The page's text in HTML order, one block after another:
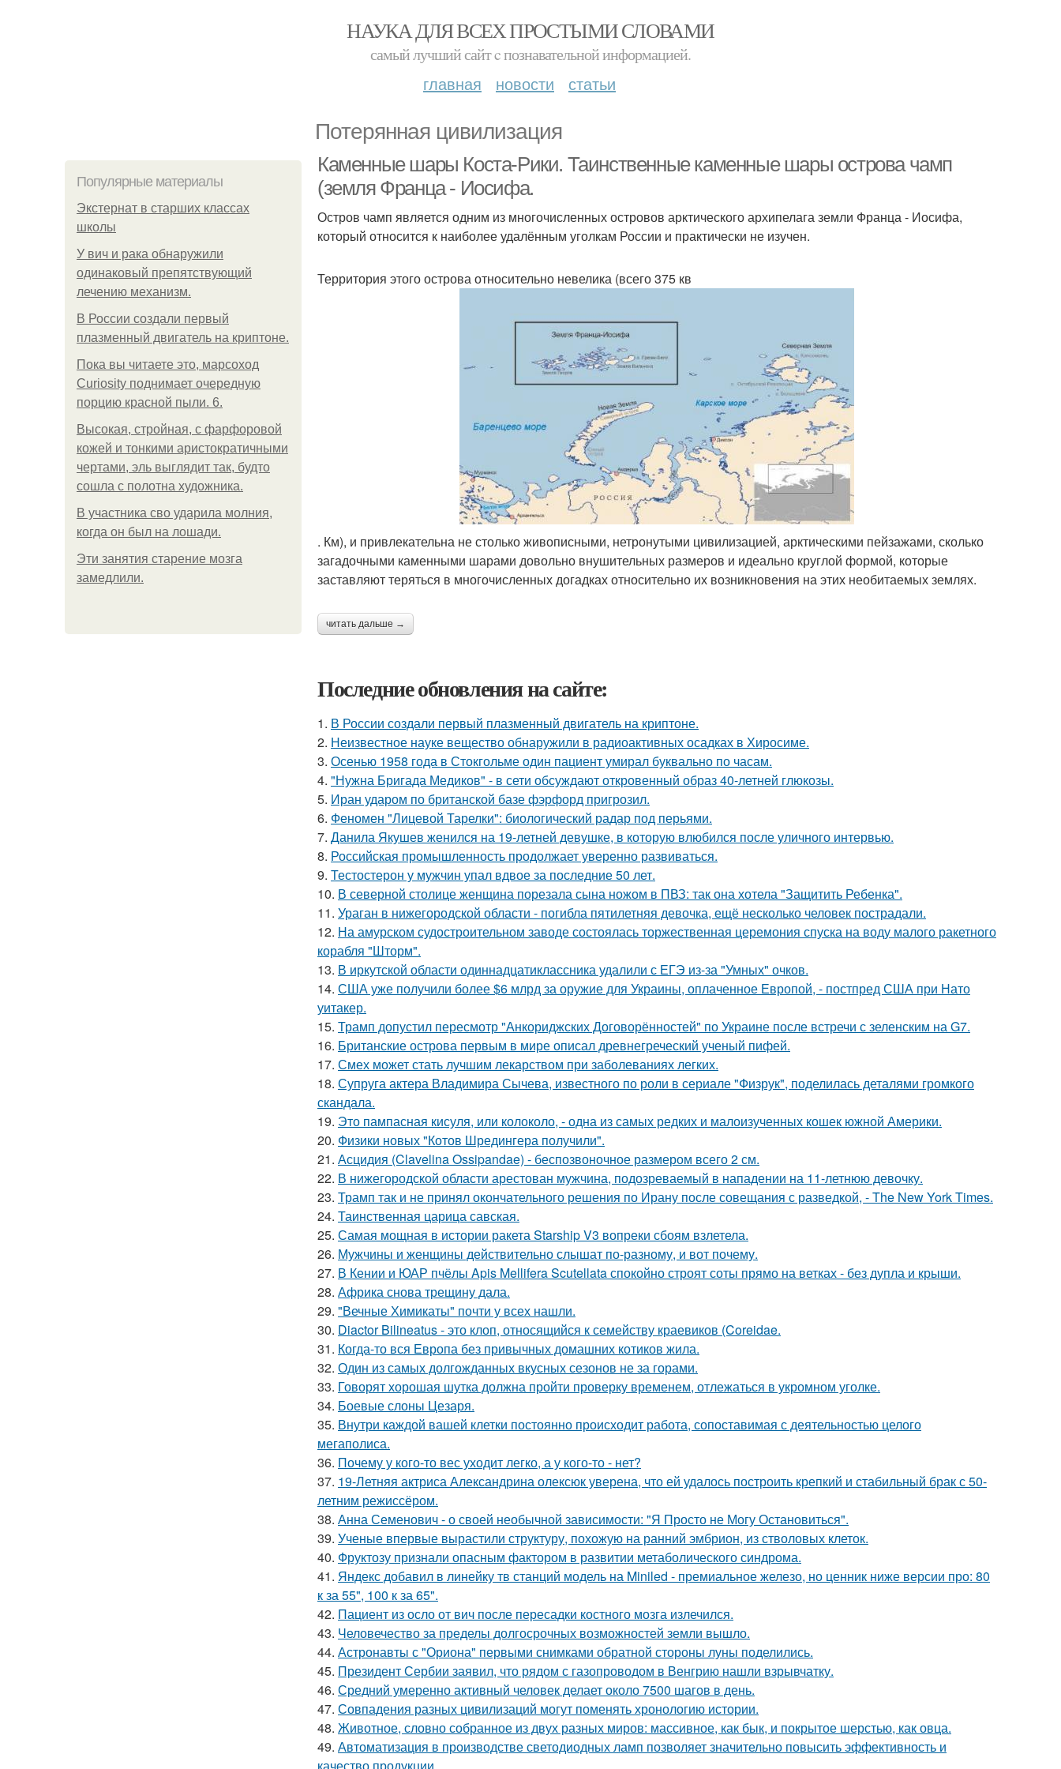
НАУКА ДЛЯ ВСЕХ ПРОСТЫМИ СЛОВАМИ
самый лучший сайт c познавательной информацией.
главная новости статьи
Потерянная цивилизация
Популярные материалы
Экстернат в старших классах
школы
У вич и рака обнаружили
одинаковый препятствующий
лечению механизм.
В России создали первый
плазменный двигатель на криптоне.
Пока вы читаете это, марсоход
Curiosity поднимает очередную
порцию красной пыли. 6.
Высокая, стройная, с фарфоровой
кожей и тонкими аристократичными
чертами, эль выглядит так, будто
сошла с полотна художника.
В участника сво ударила молния,
когда он был на лошади.
Эти занятия старение мозга
замедлили.
Каменные шары Коста-Рики. Таинственные каменные шары острова чамп
(земля Франца - Иосифа.
Остров чамп является одним из многочисленных островов арктического архипелага земли Франца - Иосифа,
который относится к наиболее удалённым уголкам России и практически не изучен.
Территория этого острова относительно невелика (всего 375 кв
. Км), и привлекательна не столько живописными, нетронутыми цивилизацией, арктическими пейзажами, сколько
загадочными каменными шарами довольно внушительных размеров и идеально круглой формой, которые
заставляют теряться в многочисленных догадках относительно их возникновения на этих необитаемых землях.
читать дальше →
Последние обновления на сайте:
1. В России создали первый плазменный двигатель на криптоне.
2. Неизвестное науке вещество обнаружили в радиоактивных осадках в Хиросиме.
3. Осенью 1958 года в Стокгольме один пациент умирал буквально по часам.
4. "Нужна Бригада Медиков" - в сети обсуждают откровенный образ 40-летней глюкозы.
5. Иран ударом по британской базе фэрфорд пригрозил.
6. Феномен "Лицевой Тарелки": биологический радар под перьями.
7. Данила Якушев женился на 19-летней девушке, в которую влюбился после уличного интервью.
8. Российская промышленность продолжает уверенно развиваться.
9. Тестостерон у мужчин упал вдвое за последние 50 лет.
10. В северной столице женщина порезала сына ножом в ПВЗ: так она хотела "Защитить Ребенка".
11. Ураган в нижегородской области - погибла пятилетняя девочка, ещё несколько человек пострадали.
12. На амурском судостроительном заводе состоялась торжественная церемония спуска на воду малого ракетного
корабля "Шторм".
13. В иркутской области одиннадцатиклассника удалили с ЕГЭ из-за "Умных" очков.
14. США уже получили более $6 млрд за оружие для Украины, оплаченное Европой, - постпред США при Нато
уитакер.
15. Трамп допустил пересмотр "Анкориджских Договорённостей" по Украине после встречи с зеленским на G7.
16. Британские острова первым в мире описал древнегреческий ученый пифей.
17. Смех может стать лучшим лекарством при заболеваниях легких.
18. Супруга актера Владимира Сычева, известного по роли в сериале "Физрук", поделилась деталями громкого
скандала.
19. Это пампасная кисуля, или колоколо, - одна из самых редких и малоизученных кошек южной Америки.
20. Физики новых "Котов Шредингера получили".
21. Асцидия (Clavelina Ossipandae) - беспозвоночное размером всего 2 см.
22. В нижегородской области арестован мужчина, подозреваемый в нападении на 11-летнюю девочку.
23. Трамп так и не принял окончательного решения по Ирану после совещания с разведкой, - The New York Times.
24. Таинственная царица савская.
25. Самая мощная в истории ракета Starship V3 вопреки сбоям взлетела.
26. Мужчины и женщины действительно слышат по-разному, и вот почему.
27. В Кении и ЮАР пчёлы Apis Mellifera Scutellata спокойно строят соты прямо на ветках - без дупла и крыши.
28. Африка снова трещину дала.
29. "Вечные Химикаты" почти у всех нашли.
30. Diactor Bilineatus - это клоп, относящийся к семейству краевиков (Coreidae.
31. Когда-то вся Европа без привычных домашних котиков жила.
32. Один из самых долгожданных вкусных сезонов не за горами.
33. Говорят хорошая шутка должна пройти проверку временем, отлежаться в укромном уголке.
34. Боевые слоны Цезаря.
35. Внутри каждой вашей клетки постоянно происходит работа, сопоставимая с деятельностью целого
мегаполиса.
36. Почему у кого-то вес уходит легко, а у кого-то - нет?
37. 19-Летняя актриса Александрина олексюк уверена, что ей удалось построить крепкий и стабильный брак с 50-
летним режиссёром.
38. Анна Семенович - о своей необычной зависимости: "Я Просто не Могу Остановиться".
39. Ученые впервые вырастили структуру, похожую на ранний эмбрион, из стволовых клеток.
40. Фруктозу признали опасным фактором в развитии метаболического синдрома.
41. Яндекс добавил в линейку тв станций модель на Miniled - премиальное железо, но ценник ниже версии про: 80
к за 55", 100 к за 65".
42. Пациент из осло от вич после пересадки костного мозга излечился.
43. Человечество за пределы долгосрочных возможностей земли вышло.
44. Астронавты с "Ориона" первыми снимками обратной стороны луны поделились.
45. Президент Сербии заявил, что рядом с газопроводом в Венгрию нашли взрывчатку.
46. Средний умеренно активный человек делает около 7500 шагов в день.
47. Совпадения разных цивилизаций могут поменять хронологию истории.
48. Животное, словно собранное из двух разных миров: массивное, как бык, и покрытое шерстью, как овца.
49. Автоматизация в производстве светодиодных ламп позволяет значительно повысить эффективность и